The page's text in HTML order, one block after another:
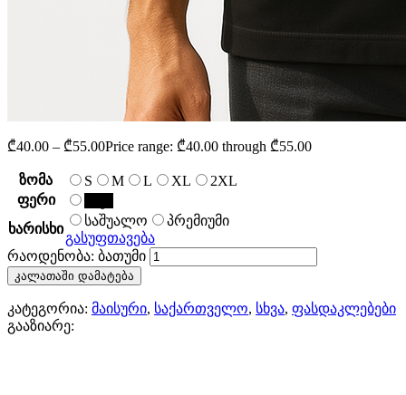
₾40.00 – ₾55.00Price range: ₾40.00 through ₾55.00
ზომა S M L XL
2XL
ფერი
ხარისხი
საშუალო
პრემიუმი
გასუფთავება
რაოდენობა: ბათუმი
კალათაში დამატება
კატეგორია: მაისური, საქართველო, სხვა, ფასდაკლებები
გააზიარე: